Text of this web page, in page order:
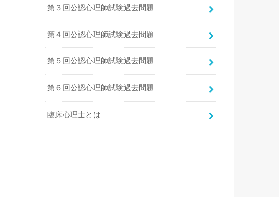
第３回公認心理師試験過去問題
第４回公認心理師試験過去問題
第５回公認心理師試験過去問題
第６回公認心理師試験過去問題
臨床心理士とは